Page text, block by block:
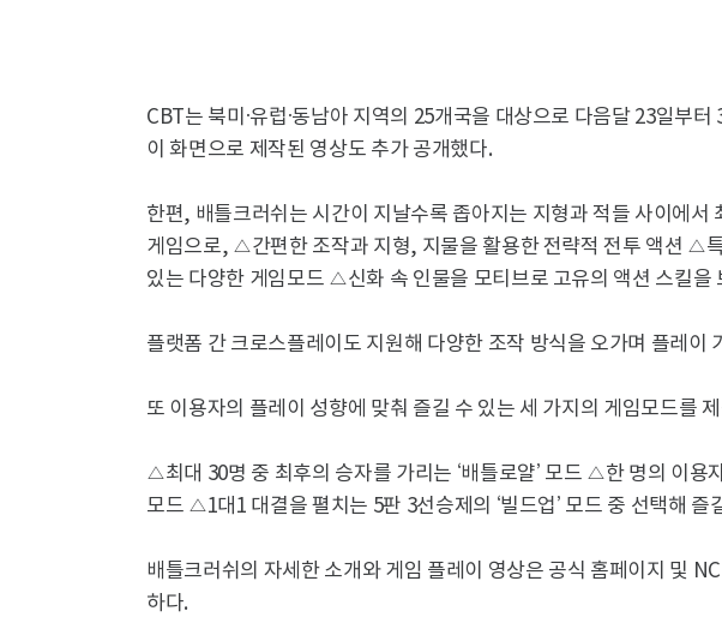
CBT는 북미·유럽·동남아 지역의 25개국을 대상으로 다음달 23일부
이 화면으로 제작된 영상도 추가 공개했다.
한편, 배틀크러쉬는 시간이 지날수록 좁아지는 지형과 적들 사이에서
게임으로, △간편한 조작과 지형, 지물을 활용한 전략적 전투 액션 △
있는 다양한 게임모드 △신화 속 인물을 모티브로 고유의 액션 스킬을
플랫폼 간 크로스플레이도 지원해 다양한 조작 방식을 오가며 플레이
또 이용자의 플레이 성향에 맞춰 즐길 수 있는 세 가지의 게임모드를
△최대 30명 중 최후의 승자를 가리는 ‘배틀로얄’ 모드 △한 명의 이용
모드 △1대1 대결을 펼치는 5판 3선승제의 ‘빌드업’ 모드 중 선택해 즐
배틀크러쉬의 자세한 소개와 게임 플레이 영상은 공식 홈페이지 및
하다.